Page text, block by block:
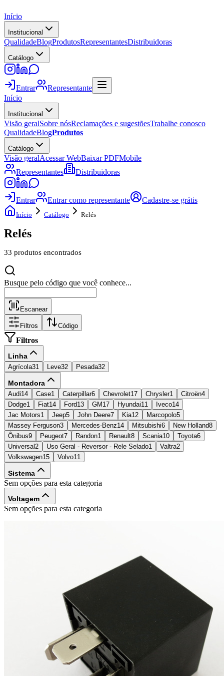
Início
Institucional
QualidadeBlogProdutosRepresentantesDistribuidoras
Catálogo
Entrar
Representante
Início
Institucional
Visão geralSobre nósReclamações e sugestõesTrabalhe conosco
QualidadeBlogProdutos
Catálogo
Visão geralAcessar WebBaixar PDFMobile
Representantes
Distribuidoras
Entrar Entrar como representante Cadastre-se grátis
Início Catálogo Relés
Relés
33 produtos encontrados
Busque pelo código
Escanear
Filtros Código
Filtros
Linha
Agrícola31 Leve32 Pesada32
Montadora
Audi14 Case1 Caterpillar6 Chevrolet17 Chrysler1 Citroën4
Dodge1 Fiat14 Ford13 GM 17 Hyundai11 Iveco14
Jac Motors1 Jeep5 John Deere7 Kia12 Marcopolo5
Massey Ferguson3 Mercedes-Benz14 Mitsubishi6 New Holland8
Ônibus9 Peugeot7 Randon1 Renault8 Scania10 Toyota6
Universal2 Uso Geral - Reversor - Rele Selado1 Valtra2
Volkswagen15 Volvo11
Sistema
Sem opções para esta categoria
Voltagem
Sem opções para esta categoria